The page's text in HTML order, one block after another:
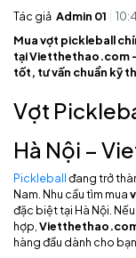
Tác giả Admin 01
Mua vợt pickleball
tại Vietthethao.com –
tốt, tư vấn chuẩn kỹ
Vợt
Hà Nội –
Pickleballđang trở
Nam. Nhu cầu tìm mua
đặc biệt tại Hà Nội.
hợp,Vietthethao.com
hàng đầu dành cho